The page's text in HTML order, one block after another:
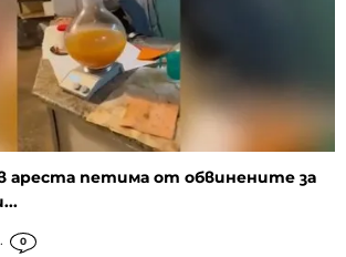
ареста петима от обвинените за
0